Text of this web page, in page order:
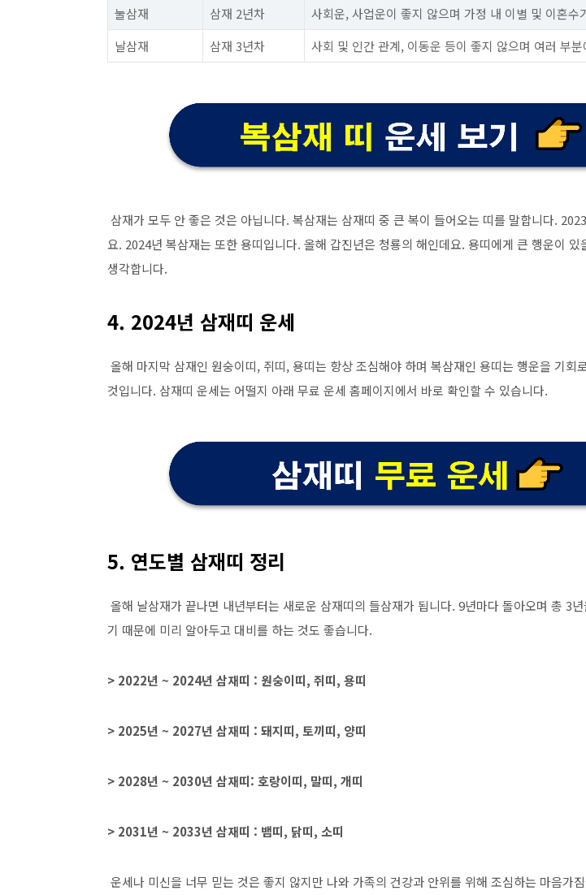
눌삼재
삼재 2년차
사회운, 사업운이 좋지 않으며 가정 내 이별 및 이혼수
날삼재
삼재 3년차 사회 및 인간 관계, 이동운 등이 좋지 않으며 여러 부
삼재가 모두 안 좋은 것은 아닙니다. 복삼재는 삼재띠 중 큰 복이 들어오는 띠를 말합니다.
요. 2024년 복삼재는 또한 용띠입니다. 올해 갑진년은 청룡의 해인데요. 용띠에게 큰 행운이 있
생각합니다.
4. 2024년 삼재띠 운세
올해 마지막 삼재인 원숭이띠, 쥐띠, 용띠는 항상 조심해야 하며 복삼재인 용띠는 행운을 기회
것입니다. 삼재띠 운세는 어떨지 아래 무료 운세 홈페이지에서 바로 확인할 수 있습니다.
5. 연도별 삼재띠 정리
올해 날삼재가 끝나면 내년부터는 새로운 삼재띠의 들삼재가 됩니다. 9년마다 돌아오며 총 3
기 때문에 미리 알아두고 대비를 하는 것도 좋습니다.
> 2022년 ~ 2024년 삼재띠 : 원숭이띠, 쥐띠, 용띠
> 2025년 ~ 2027년 삼재띠 : 돼지띠, 토끼띠, 양띠
> 2028년 ~ 2030년 삼재띠: 호랑이띠, 말띠, 개띠
> 2031년 ~ 2033년 삼재띠 : 뱀띠, 닭띠, 소띠
운세나 미신을 너무 믿는 것은 좋지 않지만 나와 가족의 건강과 안위를 위해 조심하는 마음가